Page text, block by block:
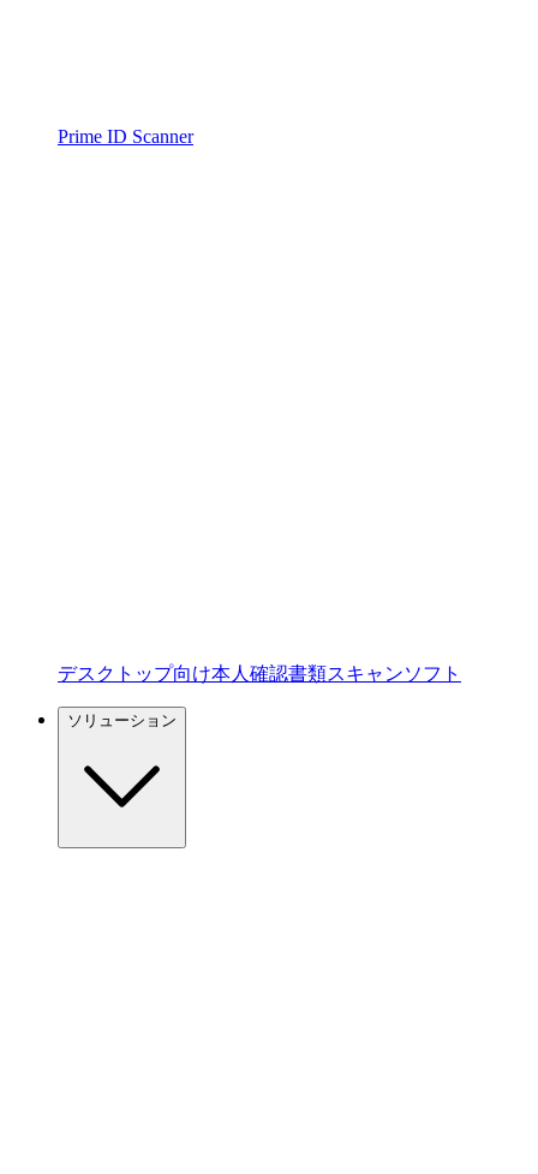
Prime ID Scanner
デスクトップ向け本人確認書類スキャンソフト
ソリューション